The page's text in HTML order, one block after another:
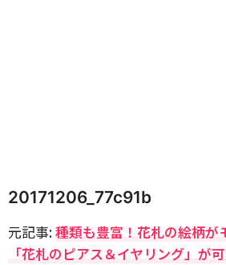
20171206_77c91b
元記事:種類も豊富！花札の絵柄が
「花札のピアス＆イヤリング」が